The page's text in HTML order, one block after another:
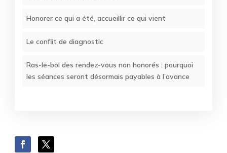
Honorer ce qui a été, accueillir ce qui vient
Le conflit de diagnostic
Ras-le-bol des rendez-vous non honorés : pourquoi
les séances seront désormais payables à l’avance